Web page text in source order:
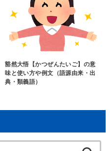
豁然大悟【かつぜんたいご】の意
味と使い方や例文（語源由来・出
典・類義語）